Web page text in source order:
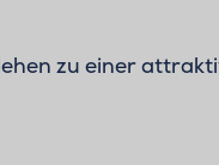
zu einer